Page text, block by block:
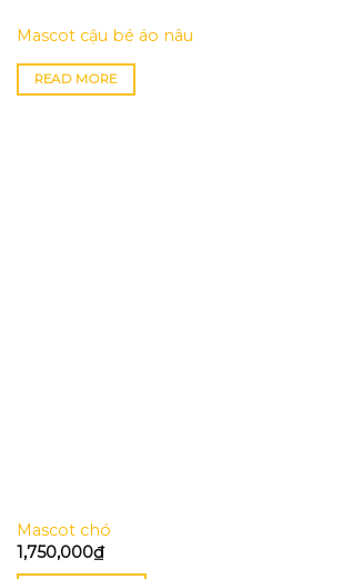
Mascot cậu bé áo nâu
READ MORE
Mascot chó
1,750,000₫